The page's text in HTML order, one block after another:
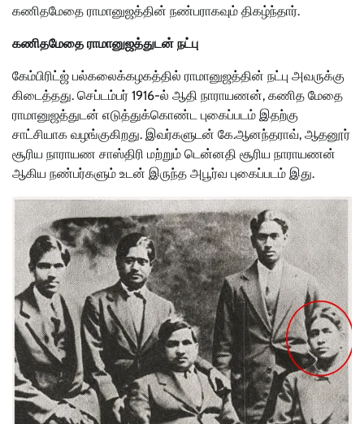
கணிதமேதை ராமானுஜத்தின் நண்பராகவும் திகழ்ந்தார்.
கணிதமேதை ராமானுஜத்துடன் நட்பு
கேம்பிரிட்ஜ் பல்கலைக்கழகத்தில் ராமானுஜத்தின் நட்பு அவருக்கு
கிடைத்தது. செப்டம்பர் 1916-ல் ஆதி நாராயணன், கணித மேதை
ராமானுஜத்துடன் எடுத்துக்கொண்ட புகைப்படம் இதற்கு
சாட்சியாக வழங்குகிறது. இவர்களுடன் கே.ஆனந்தராவ், ஆதனூர்
சூரிய நாராயண சாஸ்திரி மற்றும் டென்னதி சூரிய நாராயணன்
ஆகிய நண்பர்களும் உடன் இருந்த அபூர்வ புகைப்படம் இது.